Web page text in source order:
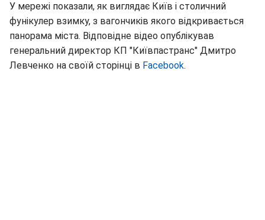
У мережі показали, як виглядає Київ і столичний
фунікулер взимку, з вагончиків якого відкривається
панорама міста. Відповідне відео опублікував
генеральний директор КП "Київпастранс" Дмитро
Левченко на своїй сторінці в Facebook.